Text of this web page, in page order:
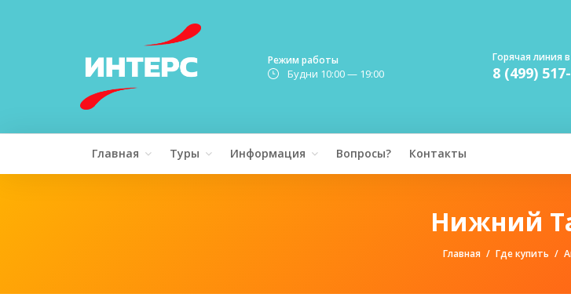
Режим работы
Будни 10:00 — 19:00
Горячая линия
8 (499)
Главная Туры Информация Вопросы? Контакты
Нижний
Главная Где купить